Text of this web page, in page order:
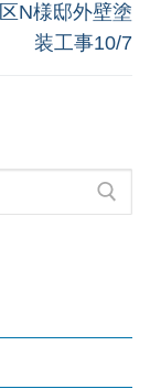
N様邸外壁塗
装工事10/7